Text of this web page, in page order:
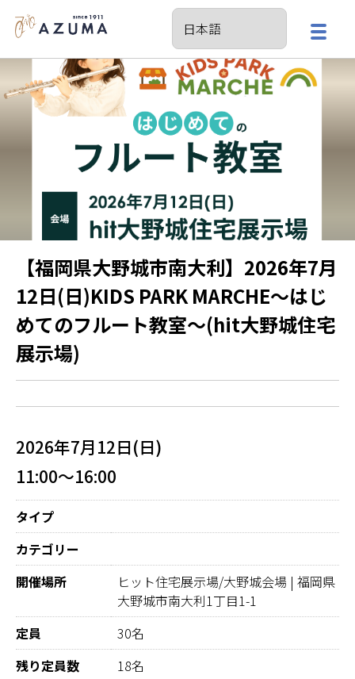
【福岡県大野城市南大利】2026年7月
12日(日)KIDS PARK MARCHE〜はじ
めてのフルート教室〜(hit大野城住宅
展示場)
2026年7月12日(日)
11:00～16:00
タイプ
カテゴリー
開催場所
ヒット住宅展示場/大野城会場 | 福岡県
大野城市南大利1丁目1-1
定員
30名
残り定員数
18名